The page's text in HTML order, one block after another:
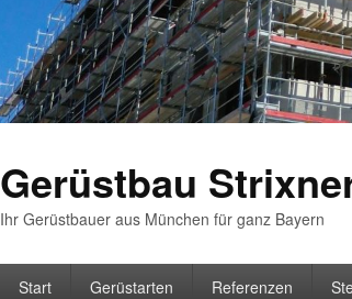
Gerüstbau
Ihr Gerüstbauer aus München für ganz Bayern
Start Gerüstarten Referenzen